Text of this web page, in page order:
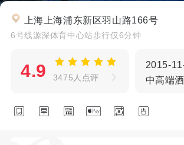
上海上海浦东新区羽山路166号
6号线源深体育中心站步行仅6分钟
4.9 3475人点评
2015-
中高端
     